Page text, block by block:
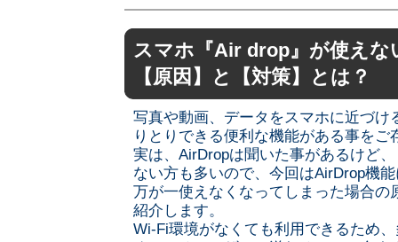
スマホ『Air drop』が使えな
【原因】と【対策】とは？
写真や動画、データをスマホに近づけ
りとりできる便利な機能がある事をご
実は、AirDropは聞いた事があるけど
ない方も多いので、今回はAirDrop機
万が一使えなくなってしまった場合の
紹介します。
Wi-Fi環境がなくても利用できるため